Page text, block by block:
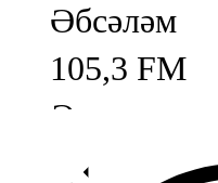
Әбсәләм
105,3 FM
Әлмәт
92,9 FM